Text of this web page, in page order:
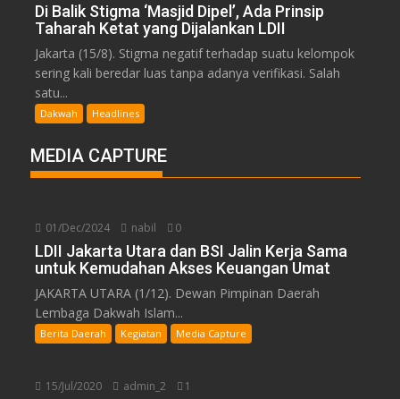
Di Balik Stigma ‘Masjid Dipel’, Ada Prinsip
Taharah Ketat yang Dijalankan LDII
Jakarta (15/8). Stigma negatif terhadap suatu kelompok
sering kali beredar luas tanpa adanya verifikasi. Salah
satu...
Dakwah Headlines
MEDIA CAPTURE
01/Dec/2024 nabil 0
LDII Jakarta Utara dan BSI Jalin Kerja Sama
untuk Kemudahan Akses Keuangan Umat
JAKARTA UTARA (1/12). Dewan Pimpinan Daerah
Lembaga Dakwah Islam...
Berita Daerah Kegiatan Media Capture
15/Jul/2020 admin_2 1